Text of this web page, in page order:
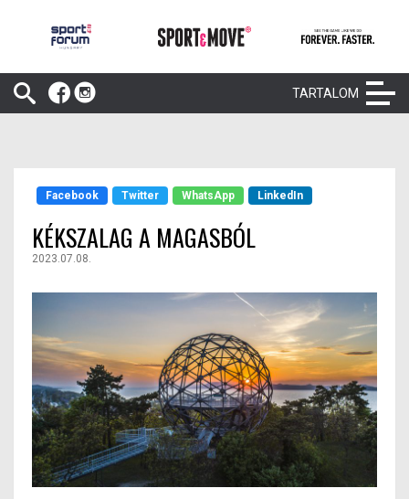
TARTALOM
Facebook Twitter WhatsApp LinkedIn
KÉKSZALAG A MAGASBÓL
2023.07.08.